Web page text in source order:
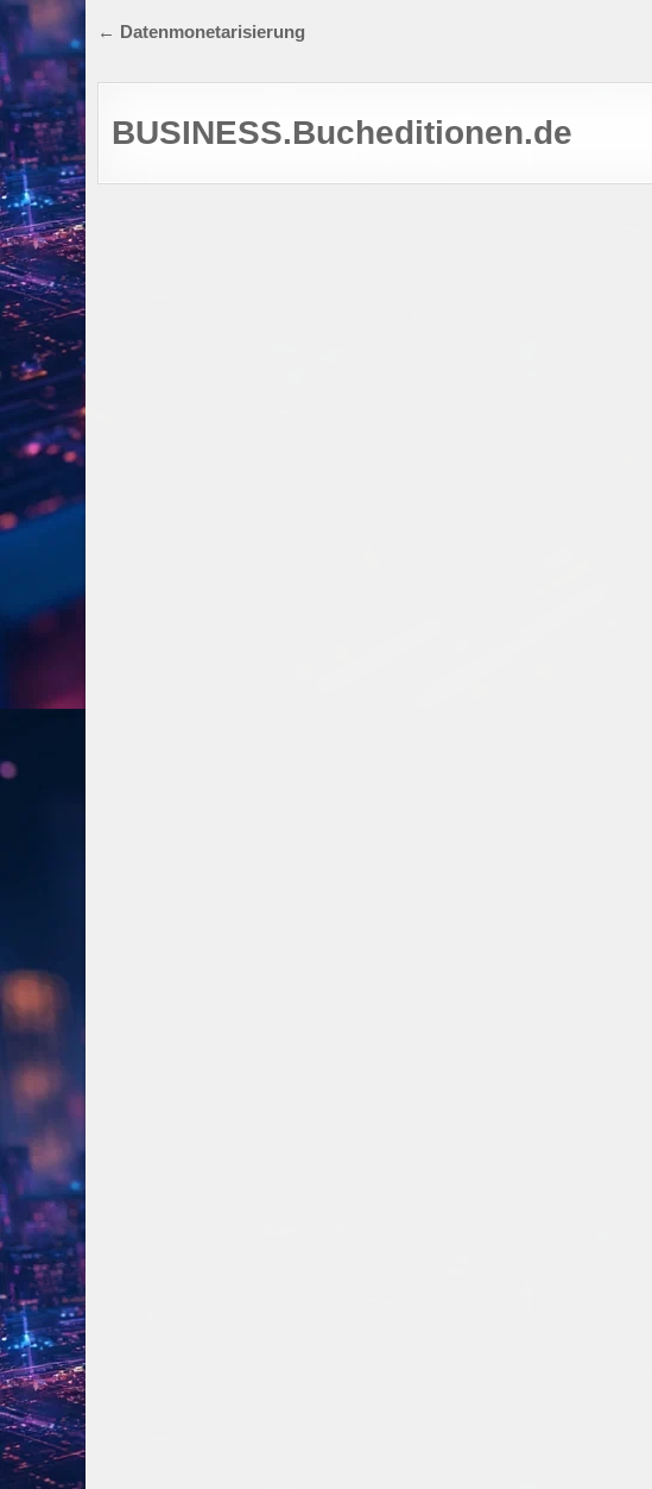
Beitragsnavigation
← Datenmonetarisierung
BUSINESS.Bucheditionen.de